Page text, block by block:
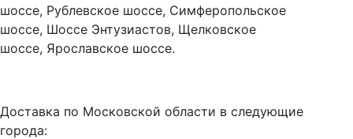
шоссе, Рублевское шоссе, Симферопольское
шоссе, Шоссе Энтузиастов, Щелковское
шоссе, Ярославское шоссе.
Доставка по Московской области в следующие
города: